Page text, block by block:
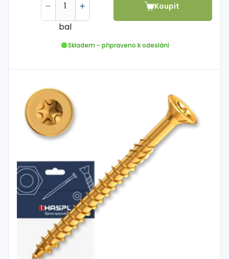
bal
Koupit
Skladem - připraveno k odeslání